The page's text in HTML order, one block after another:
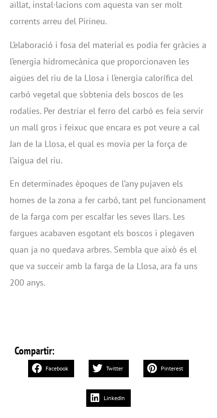
aïllat, instal·lacions com aquesta van ser molt
corrents arreu del Pirineu.
L’elaboració i fosa del material es podia fer gràcies a
l’energia hidromecànica que proporcionaven les
aigües del riu de la Llosa i l’energia calorífica del
carbó vegetal que s’obtenia dels boscos de les
rodalies. Per destriar el ferro del carbó es feia servir
un mall gros i feixuc que encara es pot veure a cal
Jan de la Llosa, el qual es movia per la força de
l’aigua del riu.
En determinades èpoques de l’any pujaven els
homes de la zona a fer carbó, tant pel funcionament
de la farga com per escalfar les seves llars. Les
fargues acabaven esgotant els boscos i plegaven
quan ja no quedava arbres. Sembla que això és el
que va succeir amb la farga de la Llosa, ara fa uns
200 anys.
Compartir:
Facebook Twitter Pinterest
LinkedIn